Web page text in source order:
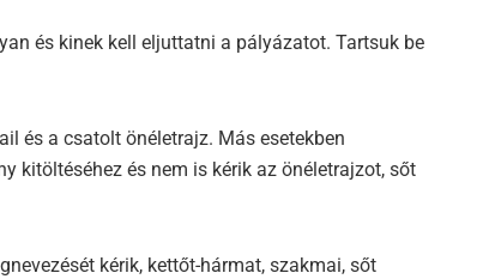
és kinek kell eljuttatni a pályázatot. Tartsuk be
és a csatolt önéletrajz. Más esetekben
kitöltéséhez és nem is kérik az önéletrajzot, sőt
kérik, kettőt-hármat, szakmai, sőt